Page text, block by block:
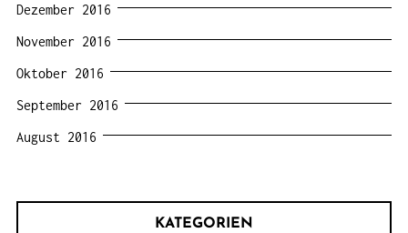
Dezember 2016
November 2016
Oktober 2016
September 2016
August 2016
KATEGORIEN